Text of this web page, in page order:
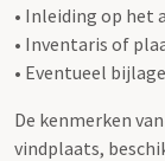
• Inleiding op het
• Inventaris of
• Eventueel
De kenmerken
vindplaats,